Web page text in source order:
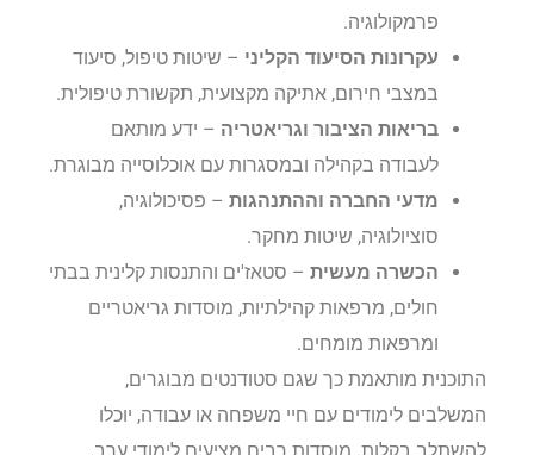
פרמקולוגיה.
עקרונות הסיעוד הקליני– שיטות טיפול, סיעוד
במצבי חירום, אתיקה מקצועית, תקשורת טיפולית.
בריאות הציבור וגריאטריה– ידע מותאם
לעבודה בקהילה ובמסגרות עם אוכלוסייה מבוגרת.
מדעי החברה וההתנהגות– פסיכולוגיה,
סוציולוגיה, שיטות מחקר.
הכשרה מעשית– סטאז'ים והתנסות קלינית בבתי
חולים, מרפאות קהילתיות, מוסדות גריאטריים
ומרפאות מומחים.
התוכנית מותאמת כך שגם סטודנטים מבוגרים,
המשלבים לימודים עם חיי משפחה או עבודה, יוכלו